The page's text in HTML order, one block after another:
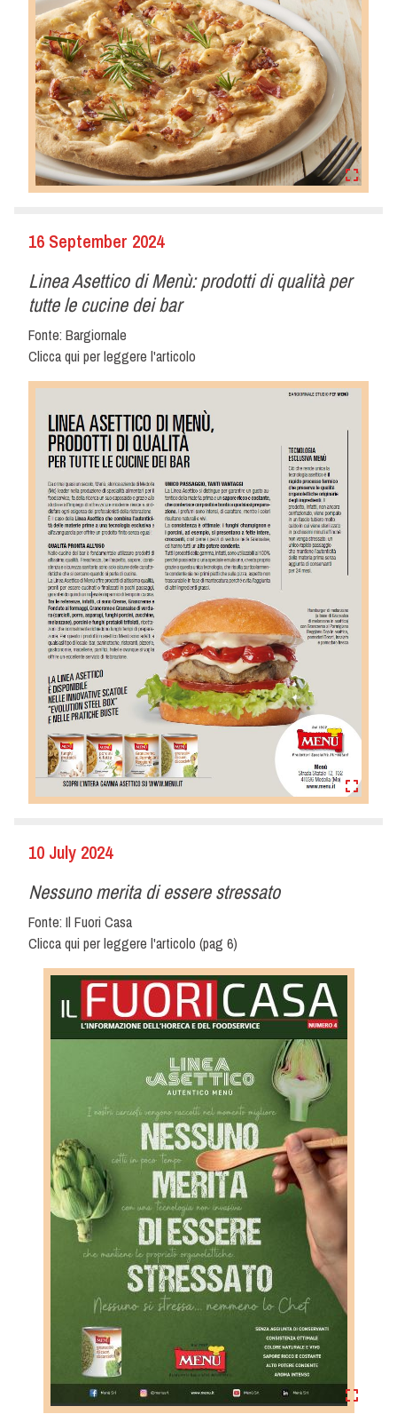
16 September 2024
Linea Asettico di Menù: prodotti di qualità per
tutte le cucine dei bar
Fonte: Bargiornale
Clicca qui per leggere l'articolo
10 July 2024
Nessuno merita di essere stressato
Fonte: Il Fuori Casa
Clicca qui per leggere l'articolo (pag 6)